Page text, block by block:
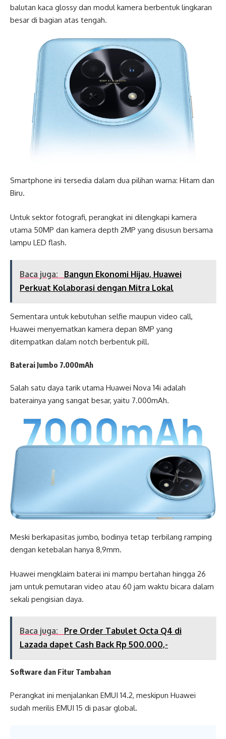
balutan kaca glossy dan modul kamera berbentuk lingkaran
besar di bagian atas tengah.
Smartphone ini tersedia dalam dua pilihan warna: Hitam dan
Biru.
Untuk sektor fotografi, perangkat ini dilengkapi kamera
utama 50MP dan kamera depth 2MP yang disusun bersama
lampu LED flash.
Baca juga:
Bangun Ekonomi Hijau, Huawei
Perkuat Kolaborasi dengan Mitra Lokal
Sementara untuk kebutuhan selfie maupun video call,
Huawei menyematkan kamera depan 8MP yang
ditempatkan dalam notch berbentuk pill.
Baterai Jumbo 7.000mAh
Salah satu daya tarik utama Huawei Nova 14i adalah
baterainya yang sangat besar, yaitu 7.000mAh.
Meski berkapasitas jumbo, bodinya tetap terbilang ramping
dengan ketebalan hanya 8,9mm.
Huawei mengklaim baterai ini mampu bertahan hingga 26
jam untuk pemutaran video atau 60 jam waktu bicara dalam
sekali pengisian daya.
Baca juga:
Pre Order Tabulet Octa Q4 di
Lazada dapet Cash Back Rp 500.000,-
Software dan Fitur Tambahan
Perangkat ini menjalankan EMUI 14.2, meskipun Huawei
sudah merilis EMUI 15 di pasar global.